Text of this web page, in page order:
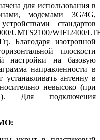
для использования в
модемами 3G/4G,
стандартов
UMTS2100/WIFI2400/
Благодаря изотропной
плоскости
настройки на базовую
направленности в
устанавливать антенну в
невысоко (при
Для подключения